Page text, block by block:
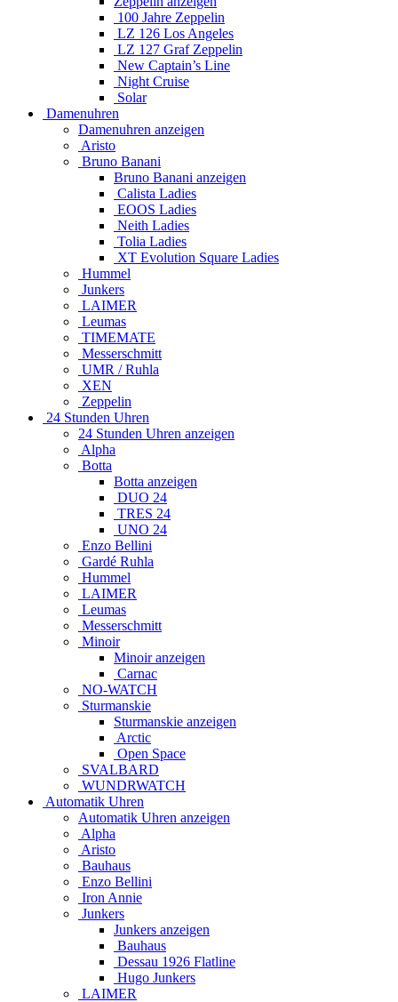
100 Jahre Zeppelin
LZ 126 Los Angeles
LZ 127 Graf Zeppelin
New Captain’s Line
Night Cruise
Solar
Damenuhren
Damenuhren anzeigen
Aristo
Bruno Banani
Bruno Banani anzeigen
Calista Ladies
EOOS Ladies
Neith Ladies
Tolia Ladies
XT Evolution Square Ladies
Hummel
Junkers
LAIMER
Leumas
TIMEMATE
Messerschmitt
UMR / Ruhla
XEN
Zeppelin
24 Stunden Uhren
24 Stunden Uhren anzeigen
Alpha
Botta
Botta anzeigen
DUO 24
TRES 24
UNO 24
Enzo Bellini
Gardé Ruhla
Hummel
LAIMER
Leumas
Messerschmitt
Minoir
Minoir anzeigen
Carnac
NO-WATCH
Sturmanskie
Sturmanskie anzeigen
Arctic
Open Space
SVALBARD
WUNDRWATCH
Automatik Uhren
Automatik Uhren anzeigen
Alpha
Aristo
Bauhaus
Enzo Bellini
Iron Annie
Junkers
Junkers anzeigen
Bauhaus
Dessau 1926 Flatline
Hugo Junkers
LAIMER